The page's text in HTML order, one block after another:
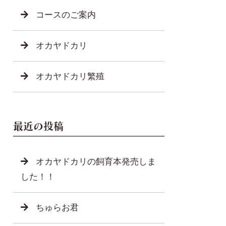
コースのご案内
オカヤドカリ
オカヤドカリ繁殖
最近の投稿
オカヤドカリの飼育本発売しま
した！！
ちゅらお君